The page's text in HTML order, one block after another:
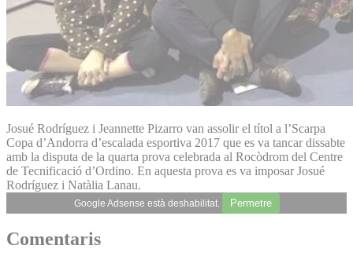
Josué Rodríguez i Jeannette Pizarro van assolir el títol a l’Scarpa
Copa d’Andorra d’escalada esportiva 2017 que es va tancar dissabte
amb la disputa de la quarta prova celebrada al Rocòdrom del Centre
de Tecnificació d’Ordino. En aquesta prova es va imposar Josué
Rodríguez i Natàlia Lanau.
Google Adsense està deshabilitat. Permetre
Comentaris